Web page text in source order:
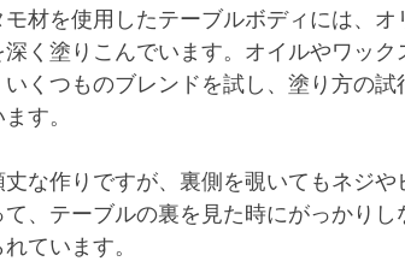
材を使用したテーブルボディには、オ
く塗りこんでいます。オイルやワッ
くつものブレンドを試し、塗り方の
す。
な作りですが、裏側を覗いてもネジや
、テーブルの裏を見た時にがっかりし
ています。